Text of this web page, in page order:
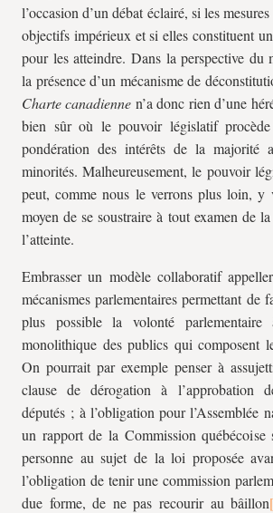
l’occasion d’un débat éclairé, si les
objectifs impérieux et si elles constituent
pour les atteindre. Dans la perspective du
la présence d’un mécanisme de
Charte canadienne n’a donc rien d’une
bien sûr où le pouvoir législatif
pondération des intérêts de la majorité
minorités. Malheureusement, le pouvoir
peut, comme nous le verrons plus loin, y
moyen de se soustraire à tout examen de
l’atteinte.
Embrasser un modèle collaboratif
mécanismes parlementaires permettant de
plus possible la volonté
monolithique des publics qui composent
On pourrait par exemple penser à
clause de dérogation à l’approbation
députés ; à l’obligation pour l’Assemblée
un rapport de la Commission
personne au sujet de la loi proposée
l’obligation de tenir une commission
due forme, de ne pas recourir au bâillon